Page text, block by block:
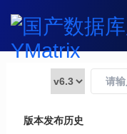
版本发布历史